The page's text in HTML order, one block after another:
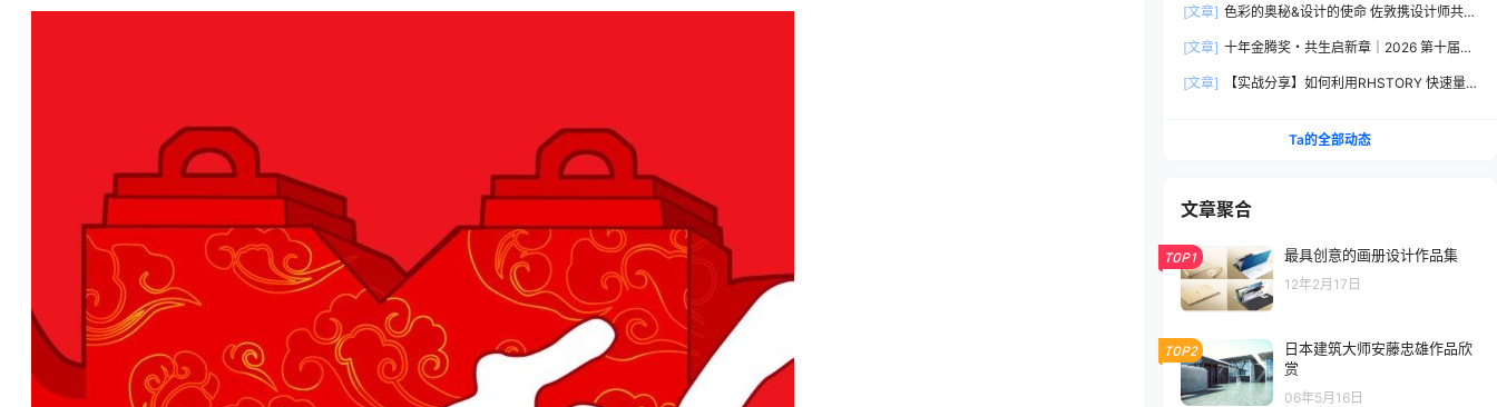
[文章] 色彩的奥秘&设计的使命 佐敦携设计师共探
[文章] 十年金腾奖・共生启新章｜2026 第十届金
[文章]
【实战分享】如何利用RHSTORY 快速量
Ta的全部动态
文章聚合
TOP1 最具创意的画册设计作品集
12年2月17日
TOP2
日本建筑大师安藤忠雄作品欣
赏
06年5月16日